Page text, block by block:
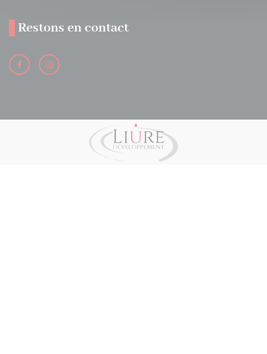
Restons en contact